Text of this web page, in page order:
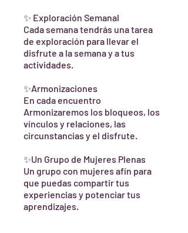
✨ Exploración Semanal
Cada semana tendrás una tarea
de exploración para llevar el
disfrute a la semana y a tus
actividades.
✨Armonizaciones
En cada encuentro
Armonizaremos los bloqueos, los
vínculos y relaciones, las
circunstancias y el disfrute.
✨Un Grupo de Mujeres Plenas
Un grupo con mujeres afín para
que puedas compartir tus
experiencias y potenciar tus
aprendizajes.